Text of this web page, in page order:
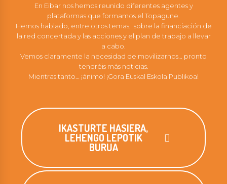
En Eibar nos hemos reunido diferentes agentes y
plataformas que formamos el Topagune.
Hemos hablado, entre otros temas, sobre la financiación de
la red concertada y las acciones y el plan de trabajo a llevar
a cabo.
Vemos claramente la necesidad de movilizarnos… pronto
tendréis más noticias.
Mientras tanto… ¡ánimo! ¡Gora Euskal Eskola Publikoa!
IKASTURTE HASIERA,
LEHENGO LEPOTIK
BURUA